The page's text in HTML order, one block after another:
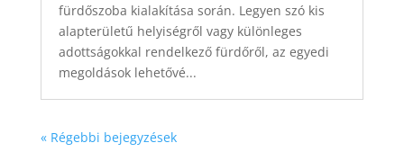
fürdőszoba kialakítása során. Legyen szó kis
alapterületű helyiségről vagy különleges
adottságokkal rendelkező fürdőről, az egyedi
megoldások lehetővé...
« Régebbi bejegyzések